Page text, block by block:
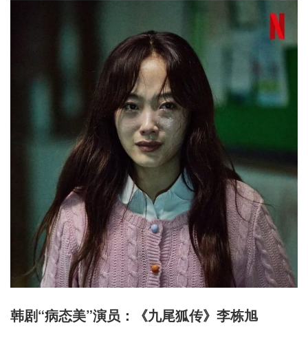
韩剧“病态美”演员：《九尾狐传》李栋旭